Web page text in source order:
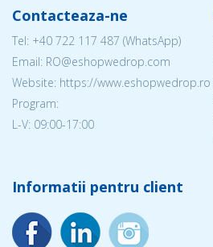
Contacteaza-ne
Tel: +40 722 117 487 (WhatsApp)
Email: RO@eshopwedrop.com
Website: https://www.eshopwedrop.ro
Program:
L-V: 09:00-17:00
Informatii pentru client